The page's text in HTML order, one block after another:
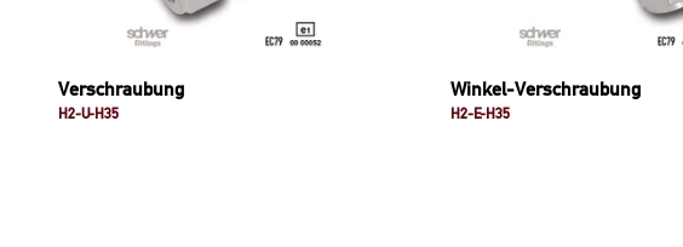
Verschraubung
H2-U-H35
Winkel-Verschraubung
H2-E-H35